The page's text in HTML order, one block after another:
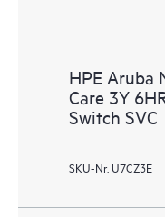
HPE Aruba
Care 3Y
Switch SVC
SKU-Nr. U7CZ3E